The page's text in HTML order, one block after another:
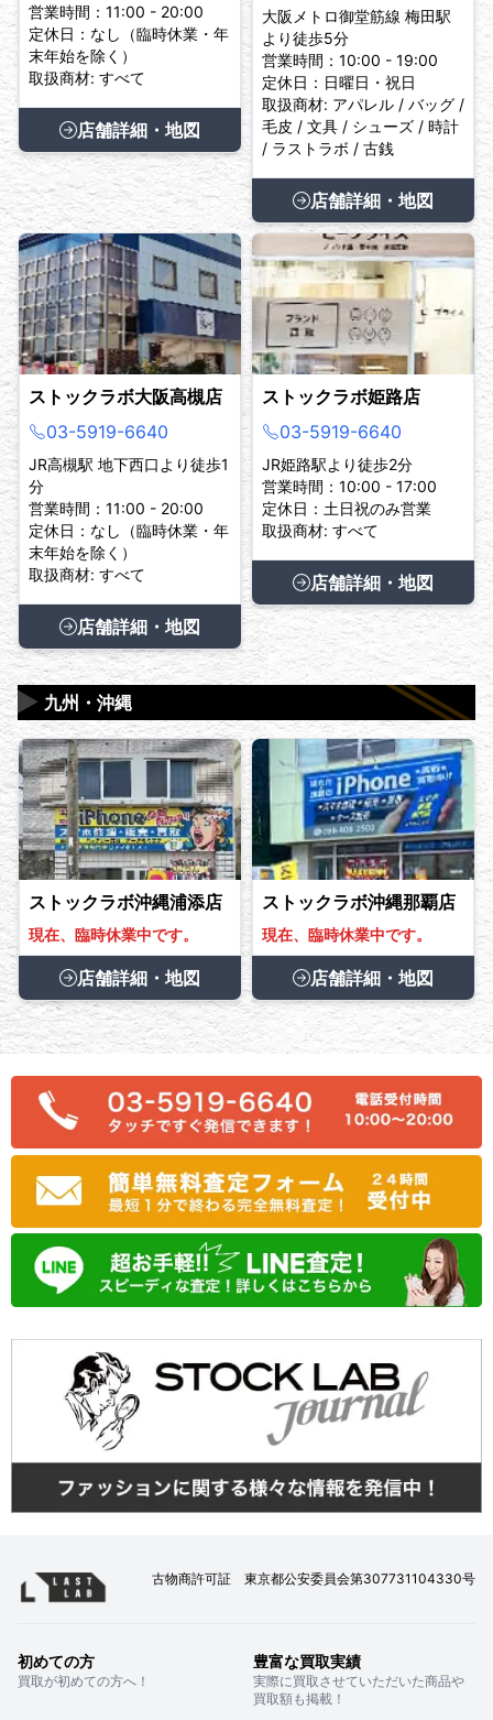
営業時間：11:00 - 20:00
定休日：なし（臨時休業・年
末年始を除く）
取扱商材: すべて
店舗詳細・地図
大阪メトロ御堂筋線 梅田駅
より徒歩5分
営業時間：10:00 - 19:00
定休日：日曜日・祝日
取扱商材: アパレル / バッグ /
毛皮 / 文具 / シューズ / 時計
/ ラストラボ / 古銭
店舗詳細・地図
ストックラボ大阪高槻店
03-5919-6640
JR高槻駅 地下西口より徒歩1
分
営業時間：11:00 - 20:00
定休日：なし（臨時休業・年
末年始を除く）
取扱商材: すべて
店舗詳細・地図
ストックラボ姫路店
03-5919-6640
JR姫路駅より徒歩2分
営業時間：10:00 - 17:00
定休日：土日祝のみ営業
取扱商材: すべて
店舗詳細・地図
九州・沖縄
▶
ストックラボ沖縄浦添店
現在、臨時休業中です。
店舗詳細・地図
ストックラボ沖縄那覇店
現在、臨時休業中です。
店舗詳細・地図
古物商許可証 東京都公安委員会第307731104330号
初めての方
買取が初めての方へ！
豊富な買取実績
実際に買取させていただいた商品や
買取額も掲載！